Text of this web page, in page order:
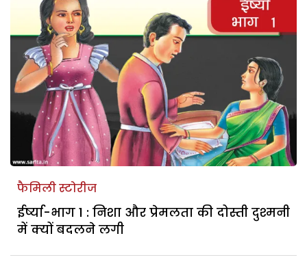
फैमिली स्टोरीज
ईर्ष्या-भाग 1 : निशा और प्रेमलता की दोस्ती दुश्मनी
में क्यों बदलने लगी